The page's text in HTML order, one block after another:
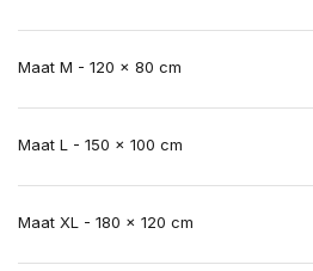
Maat M - 120 x 80 cm
Maat L - 150 x 100 cm
Maat XL - 180 x 120 cm